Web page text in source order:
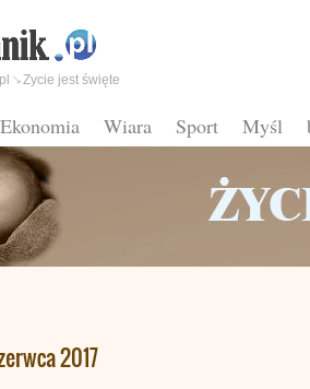
Ekonomia Wiara Sport Myśl
Zycie jest święte
2017